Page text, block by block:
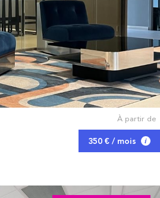
À partir de
350 € / mois